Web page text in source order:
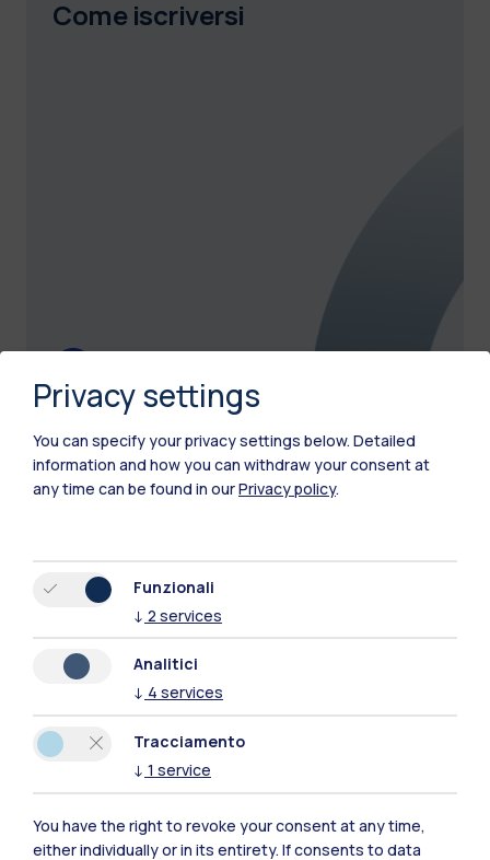
Come iscriversi
La normativa
Privacy settings
You can specify your privacy settings below. Detailed
information and how you can withdraw your consent at
any time can be found in ourPrivacy policy.
Funzionali
↓ 2 services
Analitici
↓ 4 services
Tracciamento
↓ 1 service
You have the right to revoke your consent at any time,
either individually or in its entirety. If consents to data